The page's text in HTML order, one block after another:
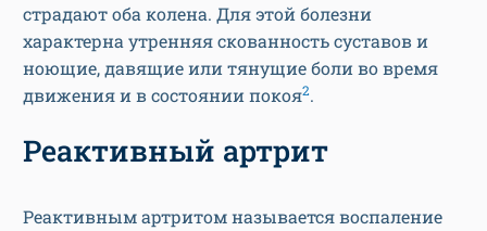
страдают оба колена. Для этой болезни
характерна утренняя скованность суставов и
ноющие, давящие или тянущие боли во время
движения и в состоянии покоя2.
Реактивный артрит
Реактивным артритом называется воспаление